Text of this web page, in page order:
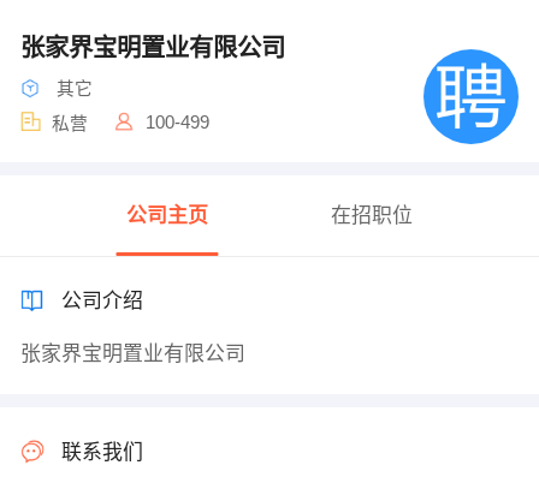
张家界宝明置业有限公司
其它
私营
100-499
公司主页 在招职位
公司介绍
张家界宝明置业有限公司
联系我们